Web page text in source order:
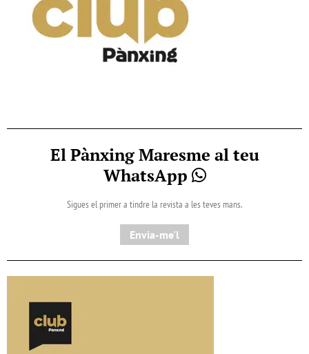
El Pànxing Maresme al teu
WhatsApp
Sigues el primer a tindre la revista a les teves mans.
Envia-me'l